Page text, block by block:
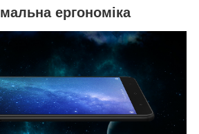
ергономіка